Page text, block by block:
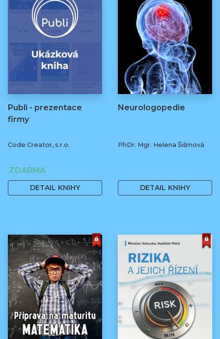
Publi - prezentace
firmy
Code Creator, s.r.o.
ZDARMA
DETAIL KNIHY
Neurologopedie
PhDr. Mgr. Helena Šišmová
DETAIL KNIHY